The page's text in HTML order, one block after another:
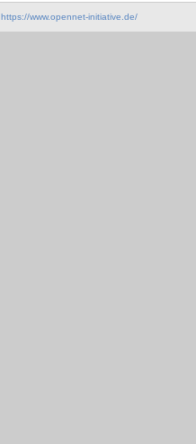
https://www.opennet-initiative.de/